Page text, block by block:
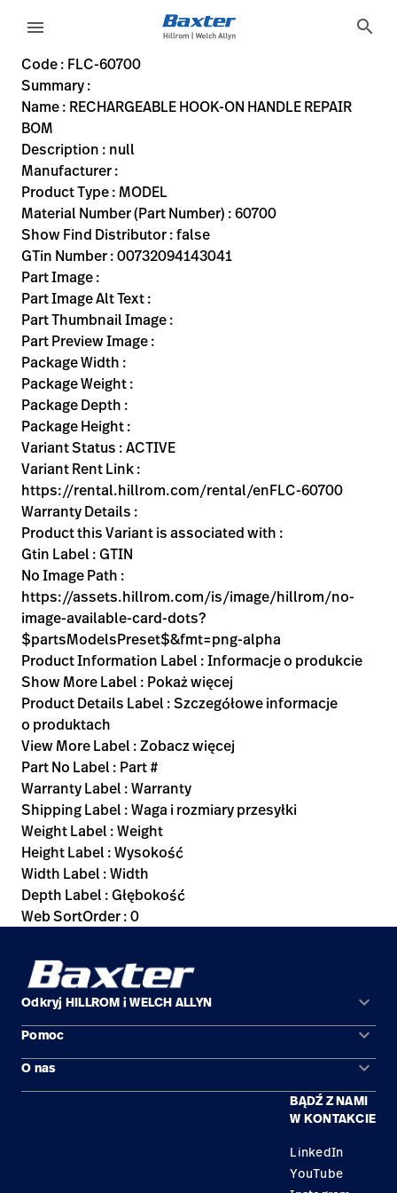
Rozwiązania
Produkty
Usługi
serwisowe
language Kraj
Kontakt
Kariera launch
Baxter.com launch
Sign
Out
language Kraj
Kontakt
Kariera launch
Baxter.com
menu search
FLC-60700
60700
00732094143041
RECHARGEABLE HOOK-ON HANDLE REPAIR BOM
MODEL
false
ACTIVE
https://rental.hillrom.com/rental/enFLC-60700
Code : FLC-60700
Summary :
Name : RECHARGEABLE HOOK-ON HANDLE REPAIR
BOM
Description : null
Manufacturer :
Product Type : MODEL
Material Number (Part Number) : 60700
Show Find Distributor : false
GTin Number : 00732094143041
Part Image :
Part Image Alt Text :
Part Thumbnail Image :
Part Preview Image :
Package Width :
Package Weight :
Package Depth :
Package Height :
Variant Status : ACTIVE
Variant Rent Link :
https://rental.hillrom.com/rental/enFLC-60700
Warranty Details :
Product this Variant is associated with :
Gtin Label : GTIN
No Image Path :
https://assets.hillrom.com/is/image/hillrom/no-
image-available-card-dots?
$partsModelsPreset$&fmt=png-alpha
Product Information Label : Informacje o produkcie
Show More Label : Pokaż więcej
Product Details Label : Szczegółowe informacje
o produktach
View More Label : Zobacz więcej
Part No Label : Part #
Warranty Label : Warranty
Shipping Label : Waga i rozmiary przesyłki
Weight Label : Weight
Height Label : Wysokość
Width Label : Width
Depth Label : Głębokość
Web SortOrder : 0
Odkryj HILLROM i WELCH ALLYN keyboard_arrow_down
Obszary zastosowań
Produkty
Pomoc keyboard_arrow_down
Kontakt
O nas keyboard_arrow_down
BĄDŹ Z NAMI
W KONTAKCIE
LinkedIn
YouTube